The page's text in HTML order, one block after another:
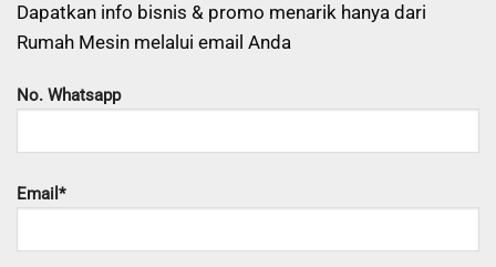
Dapatkan info bisnis & promo menarik hanya dari
Rumah Mesin melalui email Anda
No. Whatsapp
Email*